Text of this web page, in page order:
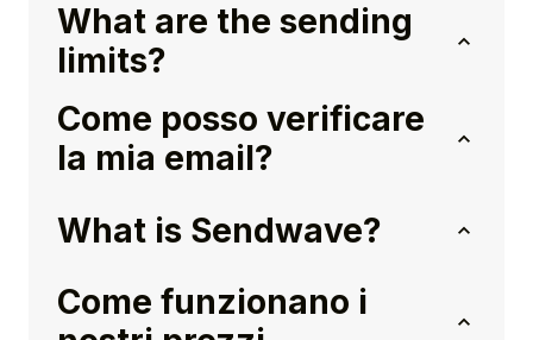
What are the sending
limits?
Come posso verificare
la mia email?
What is Sendwave?
Come funzionano i